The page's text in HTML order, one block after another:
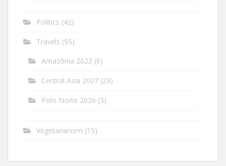
Politics (42)
Travels (95)
Amazônia 2023 (6)
Central Asia 2007 (29)
Polo Norte 2026 (3)
Vegetarianism (15)